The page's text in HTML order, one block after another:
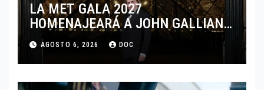
LA MET GALA 2027
HOMENAJEARÁ A JOHN GALLIANO
MARCANDO EL REGRESO DEL REY
DEL DRAMATISMO
AGOSTO 6, 2026 DOC